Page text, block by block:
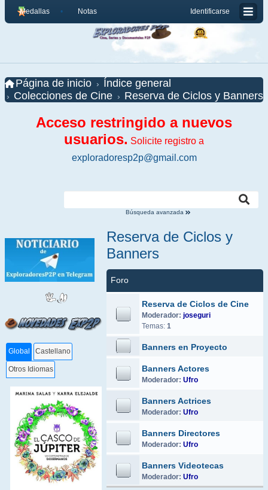
Identificarse
Medallas Notas
Página de inicio
Índice general
Colecciones de Cine
Reserva de Ciclos y Banners
Acceso restringido a nuevos
usuarios. Solicite registro a
exploradoresp2p@gmail.com
Búsqueda avanzada
Global Castellano
Otros Idiomas
Reserva de Ciclos y
Banners
Foro
Reserva de Ciclos de Cine
Moderador: joseguri
Temas: 1
Banners en Proyecto
Banners Actores
Moderador: Ufro
Banners Actrices
Moderador: Ufro
Banners Directores
Moderador: Ufro
Banners Videotecas
Moderador: Ufro